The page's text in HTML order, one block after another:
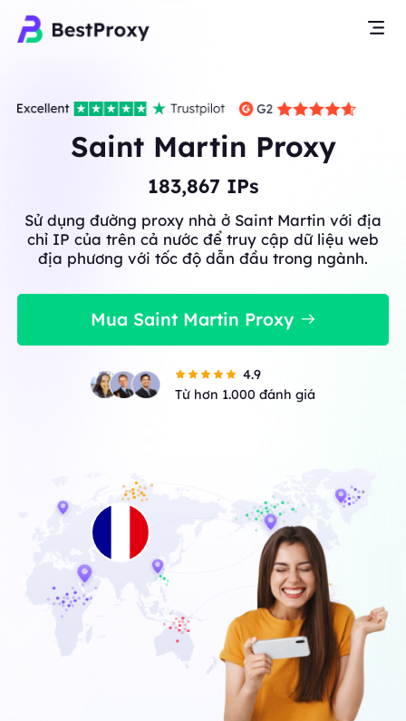
Saint Martin Proxy
183,867 IPs
Sử dụng đường proxy nhà ở Saint Martin với địa
chỉ IP của trên cả nước để truy cập dữ liệu web
địa phương với tốc độ dẫn đầu trong ngành.
Mua Saint Martin Proxy
4.9
Từ hơn 1.000 đánh giá